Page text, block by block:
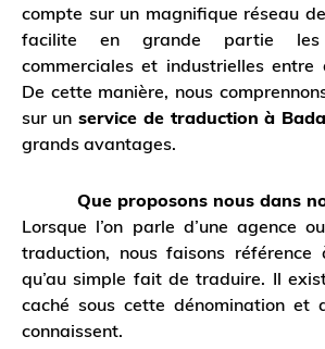
compte sur un magnifique réseau
facilite en grande partie les
commerciales et industrielles entre
De cette manière, nous
sur unservice de traduction à
grands avantages.
Que proposons nous dans
Lorsque l’on parle d’une agence
traduction, nous faisons référence
qu’au simple fait de traduire. Il
caché sous cette dénomination et
connaissent.